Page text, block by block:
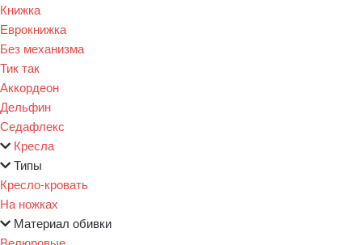
Книжка
Еврокнижка
Без механизма
Тик так
Аккордеон
Дельфин
Седафлекс
Кресла
Типы
Кресло-кровать
На ножках
Материал обивки